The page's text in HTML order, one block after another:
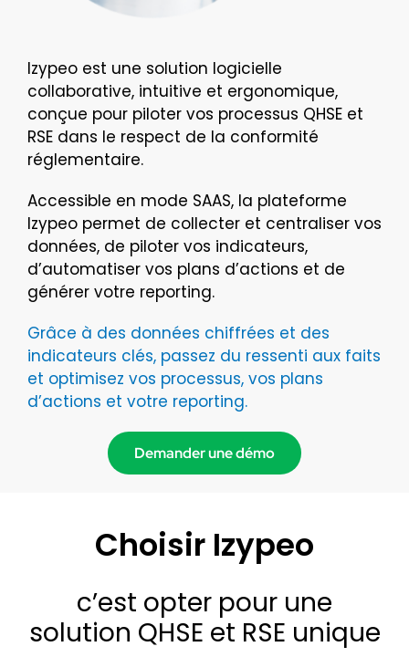
Izypeo est une solution logicielle
collaborative, intuitive et ergonomique,
conçue pour piloter vos processus QHSE et
RSE dans le respect de la conformité
réglementaire.
Accessible en mode SAAS, la plateforme
Izypeo permet de collecter et centraliser vos
données, de piloter vos indicateurs,
d’automatiser vos plans d’actions et de
générer votre reporting.
Grâce à des données chiffrées et des
indicateurs clés, passez du ressenti aux faits
et optimisez vos processus, vos plans
d’actions et votre reporting.
Demander une démo
Choisir Izypeo
c’est opter pour une
solution QHSE et RSE unique